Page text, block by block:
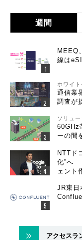
週間
MEEQ
線は
ホワイ
通信業
調査が
ソリュ
60GHz
ーの間
NTTド
化”へ
ェント
JR東日
アクセスラ